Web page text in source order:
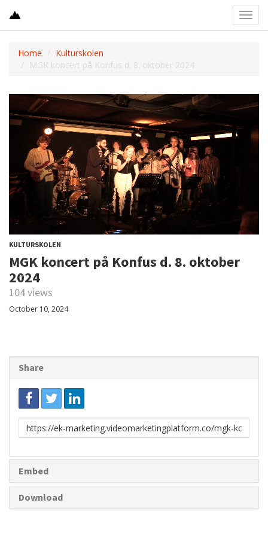
Home
Kulturskolen
MGK koncert på Konfus d. 8. oktober 2024
KULTURSKOLEN
MGK koncert på Konfus d. 8. oktober
2024
104 views
October 10, 2024
Share
Link
to
Embed
Download